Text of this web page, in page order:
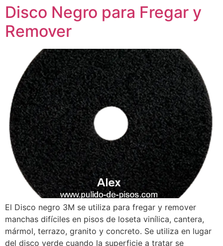
Disco Negro para Fregar y
Remover
El Disco negro 3M se utiliza para fregar y remover
manchas difíciles en pisos de loseta vinílica, cantera,
mármol, terrazo, granito y concreto. Se utiliza en lugar
del disco verde cuando la superficie a tratar se